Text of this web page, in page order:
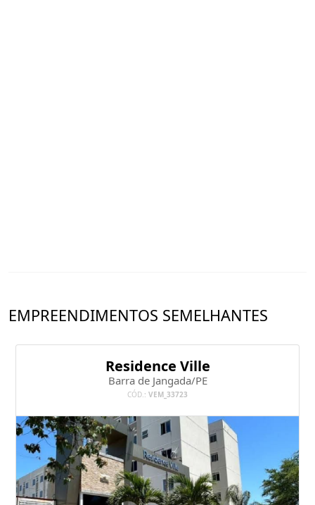
EMPREENDIMENTOS SEMELHANTES
Residence Ville
Barra de Jangada/PE
CÓD.: VEM_33723